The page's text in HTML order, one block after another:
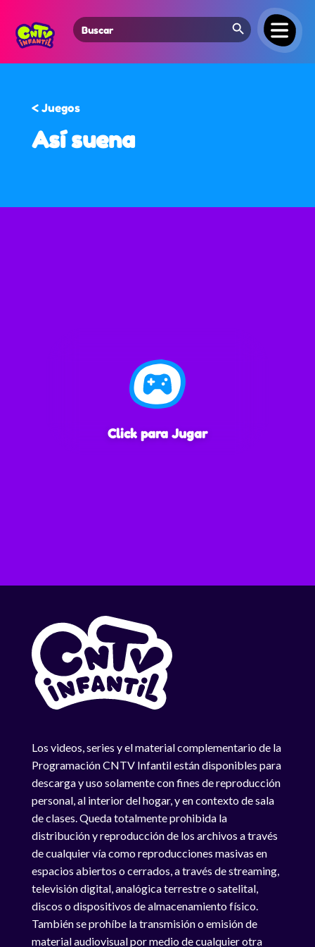
Search
for:
Search Button
< Juegos
Así suena
Click para Jugar
Los videos, series y el material complementario de la
Programación CNTV Infantil están disponibles para
descarga y uso solamente con fines de reproducción
personal, al interior del hogar, y en contexto de sala
de clases. Queda totalmente prohibida la
distribución y reproducción de los archivos a través
de cualquier vía como reproducciones masivas en
espacios abiertos o cerrados, a través de streaming,
televisión digital, analógica terrestre o satelital,
discos o dispositivos de almacenamiento físico.
También se prohíbe la transmisión o emisión de
material audiovisual por medio de cualquier otra